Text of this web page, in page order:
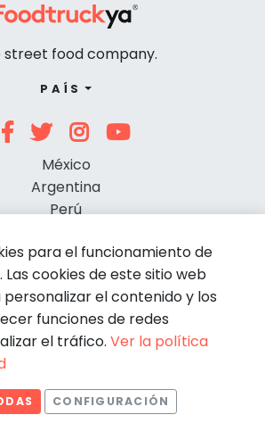
street food company.
PAÍS
México
Argentina
Perú
© Foodtruckya 2026
Política de privacidad
para el funcionamiento de
cookies de este sitio web
personalizar el contenido y los
funciones de redes
el tráfico. Ver la política
CONFIGURACIÓN